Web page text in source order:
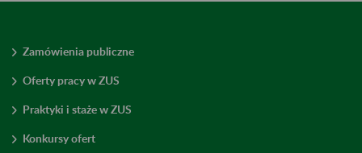
Zamówienia publiczne
Oferty pracy w ZUS
Praktyki i staże w ZUS
Konkursy ofert